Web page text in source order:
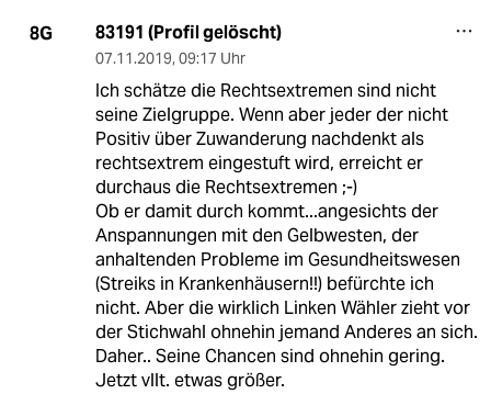
8G 83191 (Profil gelöscht)
07.11.2019, 09:17 Uhr
Ich schätze die Rechtsextremen sind nicht
seine Zielgruppe. Wenn aber jeder der nicht
Positiv über Zuwanderung nachdenkt als
rechtsextrem eingestuft wird, erreicht er
durchaus die Rechtsextremen ;-)
Ob er damit durch kommt...angesichts der
Anspannungen mit den Gelbwesten, der
anhaltenden Probleme im Gesundheitswesen
(Streiks in Krankenhäusern!!) befürchte ich
nicht. Aber die wirklich Linken Wähler zieht vor
der Stichwahl ohnehin jemand Anderes an sich.
Daher.. Seine Chancen sind ohnehin gering.
Jetzt vllt. etwas größer.